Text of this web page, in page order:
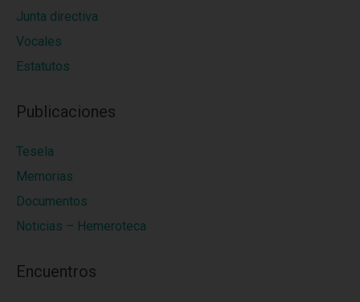
Junta directiva
Vocales
Estatutos
Publicaciones
Tesela
Memorias
Documentos
Noticias – Hemeroteca
Encuentros